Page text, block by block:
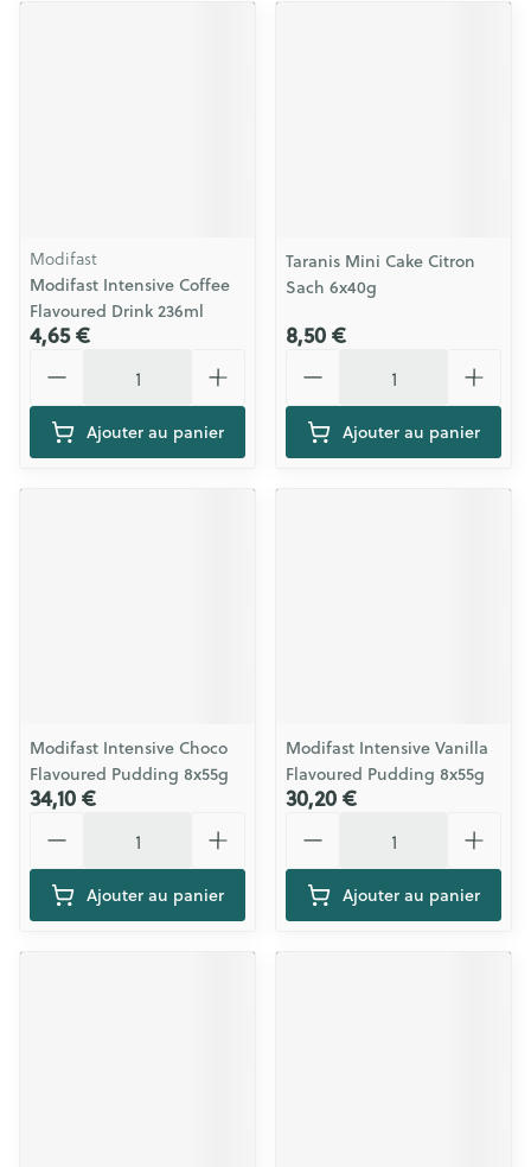
Modifast
Modifast Intensive Coffee
Flavoured Drink 236ml
4,65 €
Ajouter au panier
Taranis Mini Cake Citron
Sach 6x40g
8,50 €
Ajouter au panier
Modifast Intensive Choco
Flavoured Pudding 8x55g
34,10 €
Ajouter au panier
Modifast Intensive Vanilla
Flavoured Pudding 8x55g
30,20 €
Ajouter au panier